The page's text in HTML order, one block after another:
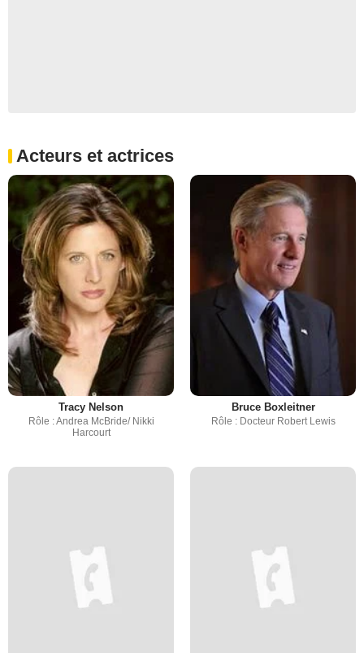
Acteurs et actrices
Tracy Nelson
Rôle : Andrea McBride/ Nikki
Harcourt
Bruce Boxleitner
Rôle : Docteur Robert Lewis